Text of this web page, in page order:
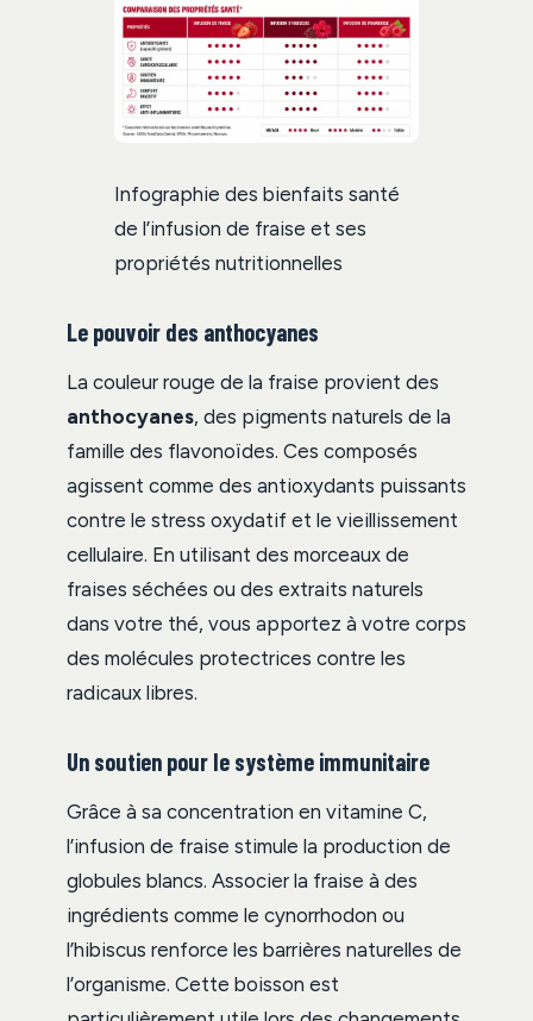
Infographie des bienfaits santé
de l’infusion de fraise et ses
propriétés nutritionnelles
Le pouvoir des anthocyanes
La couleur rouge de la fraise provient des
anthocyanes, des pigments naturels de la
famille des flavonoïdes. Ces composés
agissent comme des antioxydants puissants
contre le stress oxydatif et le vieillissement
cellulaire. En utilisant des morceaux de
fraises séchées ou des extraits naturels
dans votre thé, vous apportez à votre corps
des molécules protectrices contre les
radicaux libres.
Un soutien pour le système immunitaire
Grâce à sa concentration en vitamine C,
l’infusion de fraise stimule la production de
globules blancs. Associer la fraise à des
ingrédients comme le cynorrhodon ou
l’hibiscus renforce les barrières naturelles de
l’organisme. Cette boisson est